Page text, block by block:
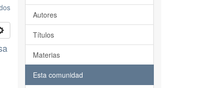
Autores
Títulos
Materias
Esta comunidad